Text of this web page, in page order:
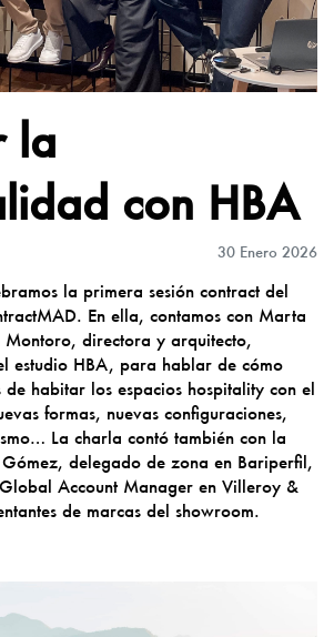
la
con HBA
30 Enero 2026
la primera sesión contract del
En ella, contamos con Marta
directora y arquitecto,
estudio HBA, para hablar de cómo
habitar los espacios hospitality con el
formas, nuevas configuraciones,
La charla contó también con la
delegado de zona en Bariperfil,
Account Manager en Villeroy &
de marcas del showroom.